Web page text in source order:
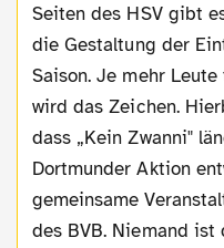
Seiten des HSV gibt
die Gestaltung der
Saison. Je mehr
wird das Zeichen.
dass „Kein Zwanni"
Dortmunder Aktion
gemeinsame
des BVB. Niemand